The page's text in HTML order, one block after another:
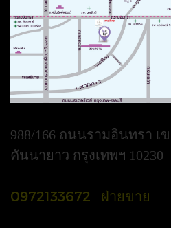
988/166 ถนนรามอินทรา เ
คันนายาว กรุงเทพฯ 10230
0972133672 ฝ่ายขาย